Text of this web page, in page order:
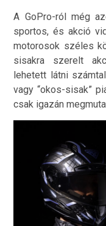
A GoPro-ról még
sportos, és akció
motorosok széles
sisakra szerelt
lehetett látni
vagy “okos-sisak”
csak igazán